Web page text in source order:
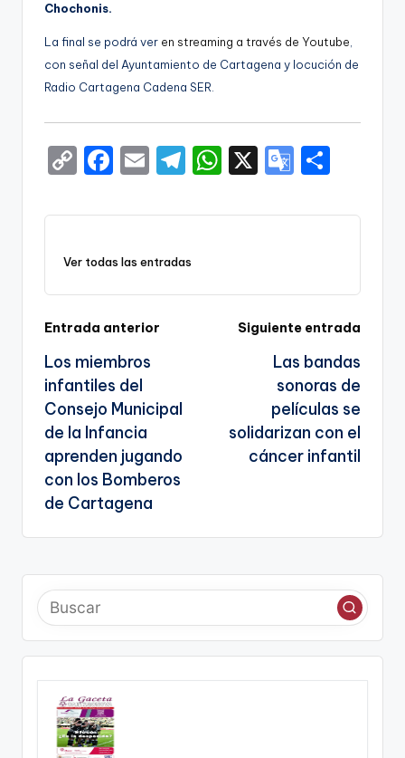
Chochonis.
La final se podrá ver en streaming a través de Youtube
con señal del Ayuntamiento de Cartagena y locución de
Radio Cartagena Cadena SER.
C
p
Li
n
k
F
c
e
b
o
o
k
E
ai
T
e
a
m
W
a
p
p
X
G
o
Tr
a
n
sl
a
te
ar
Ver todas las entradas
Navegación
de
entradas
Entrada anterior
Los miembros
infantiles del
Consejo Municipal
de la Infancia
aprenden jugando
con los Bomberos
de Cartagena
Siguiente entrada
Las bandas
sonoras de
películas se
solidarizan con el
cáncer infantil